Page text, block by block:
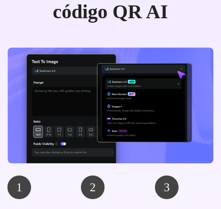
código QR AI
1 2 3